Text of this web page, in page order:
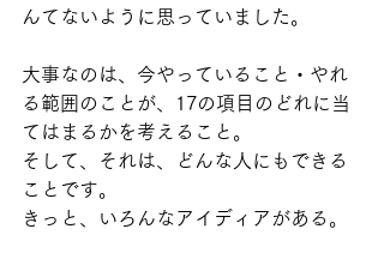
んてないように思っていました。
大事なのは、今やっていること・やれ
る範囲のことが、17の項目のどれに当
てはまるかを考えること。
そして、それは、どんな人にもできる
ことです。
きっと、いろんなアイディアがある。